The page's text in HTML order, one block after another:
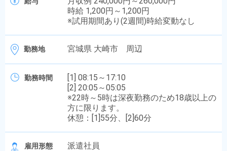
時給 1,200円～1,200円
※試用期間あり(2週間)時給変動なし
勤務地 宮城県 大崎市 周辺
勤務時間
[1] 08:15～17:10
[2] 20:05～05:05
※22時～5時は深夜勤務のため18歳以上の
方に限ります。
休憩：[1]55分、[2]60分
雇用形態 派遣社員